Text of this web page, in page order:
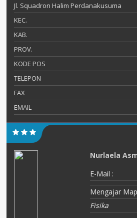
Jl. Squadron Halim Perdanakusuma
KEC.
KAB.
PROV.
KODE POS
TELEPON
FAX
EMAIL
Nurlaela
E-Mail :
Mengajar
Fisika